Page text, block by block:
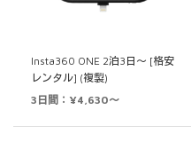
Insta360 ONE 2泊3日～ [格安
レンタル] (複製)
3日間：¥4,630～